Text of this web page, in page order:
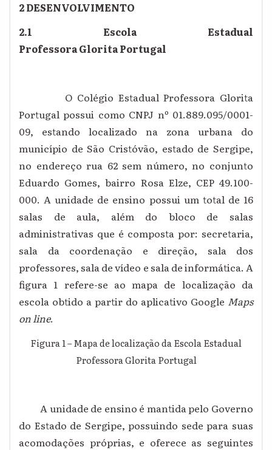
2 DESENVOLVIMENTO
2.1 Escola Estadual
Professora Glorita Portugal
O Colégio Estadual Professora Glorita
Portugal possui como CNPJ nº 01.889.095/0001-
09, estando localizado na zona urbana do
município de São Cristóvão, estado de Sergipe,
no endereço rua 62 sem número, no conjunto
Eduardo Gomes, bairro Rosa Elze, CEP 49.100-
000. A unidade de ensino possui um total de 16
salas de aula, além do bloco de salas
administrativas que é composta por: secretaria,
sala da coordenação e direção, sala dos
professores, sala de vídeo e sala de informática. A
figura 1 refere-se ao mapa de localização da
escola obtido a partir do aplicativo Google Maps
on line.
Figura 1 – Mapa de localização da Escola Estadual
Professora Glorita Portugal
A unidade de ensino é mantida pelo Governo
do Estado de Sergipe, possuindo sede para suas
acomodações próprias, e oferece as seguintes